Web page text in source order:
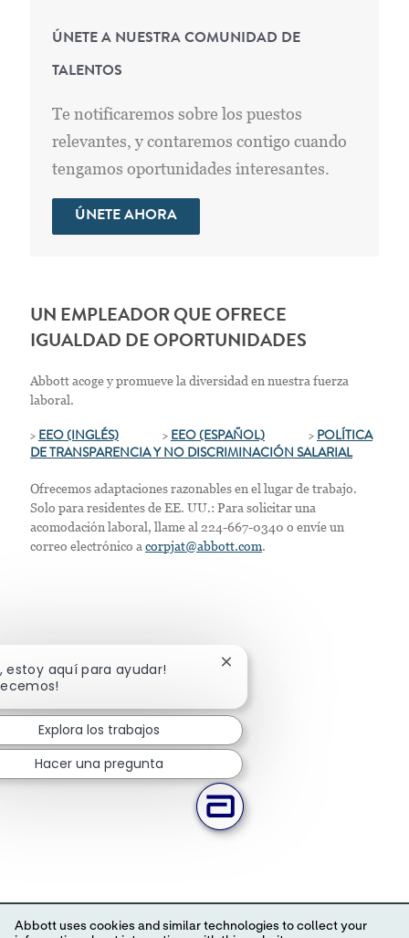
ÚNETE A NUESTRA COMUNIDAD DE
TALENTOS
Te notificaremos sobre los puestos
relevantes, y contaremos contigo cuando
tengamos oportunidades interesantes.
ÚNETE AHORA
UN EMPLEADOR QUE OFRECE
IGUALDAD DE OPORTUNIDADES
Abbott acoge y promueve la diversidad en nuestra fuerza
laboral.
> EEO (INGLÉS) > EEO (ESPAÑOL)> POLÍTICA
DE TRANSPARENCIA Y NO DISCRIMINACIÓN SALARIAL
Ofrecemos adaptaciones razonables en el lugar de trabajo.
Solo para residentes de EE. UU.: Para solicitar una
acomodación laboral, llame al 224-667-0340 o envíe un
correo electrónico a corpjat@abbott.com.
estoy aquí para ayudar!
Cerrar notificación de
Explora los trabajos
Hacer una pregunta
Abbott uses cookies and similar technologies to collect your